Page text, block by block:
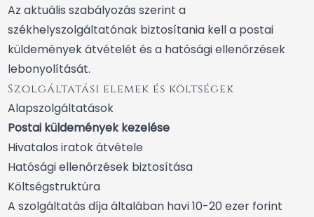
Az aktuális szabályozás szerint a
székhelyszolgáltatónak biztosítania kell a postai
küldemények átvételét és a hatósági ellenőrzések
lebonyolítását.
Szolgáltatási elemek és költségek
Alapszolgáltatások
Postai küldemények kezelése
Hivatalos iratok átvétele
Hatósági ellenőrzések biztosítása
Költségstruktúra
A szolgáltatás díja általában havi 10-20 ezer forint